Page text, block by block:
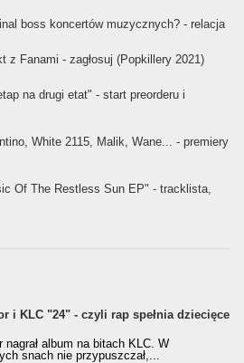
boss koncertów muzycznych? - relacja
z Fanami - zagłosuj (Popkillery 2021)
na drugi etat" - start preorderu i
White 2115, Malik, Wane... - premiery
Of The Restless Sun EP" - tracklista,
i KLC "24" - czyli rap spełnia dziecięce
nagrał album na bitach KLC. W
snach nie przypuszczał,...